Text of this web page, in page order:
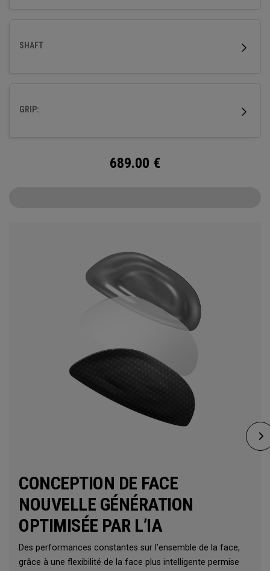
SHAFT
GRIP:
689.00 €
CONCEPTION DE FACE
NOUVELLE GÉNÉRATION
OPTIMISÉE PAR L’IA
Des performances constantes sur l’ensemble de la face,
grâce à une flexibilité de la face plus intelligente permise